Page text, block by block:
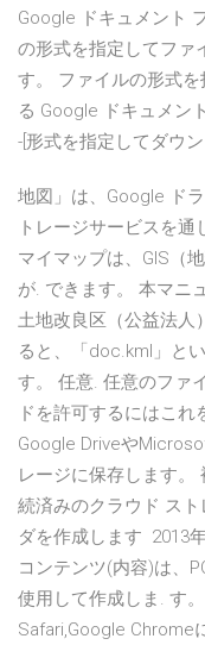
Google ドキュメント
の形式を指定してファ
す。 ファイルの形式
る Google ドキュメン
-[形式を指定してダウ
地図」は、Google ド
トレージサービスを
マイマップは、GIS（
が. できます。 本マニ
土地改良区（公益法人
ると、「doc.kml」と
す。 任意. 任意のファ
ドを許可するにはこ
Google Driveや
レージに保存します。
続済みのクラウド ス
ダを作成します 2013
コンテンツ(内容)は、
使用して作成しま. す
Safari,Google Chrome